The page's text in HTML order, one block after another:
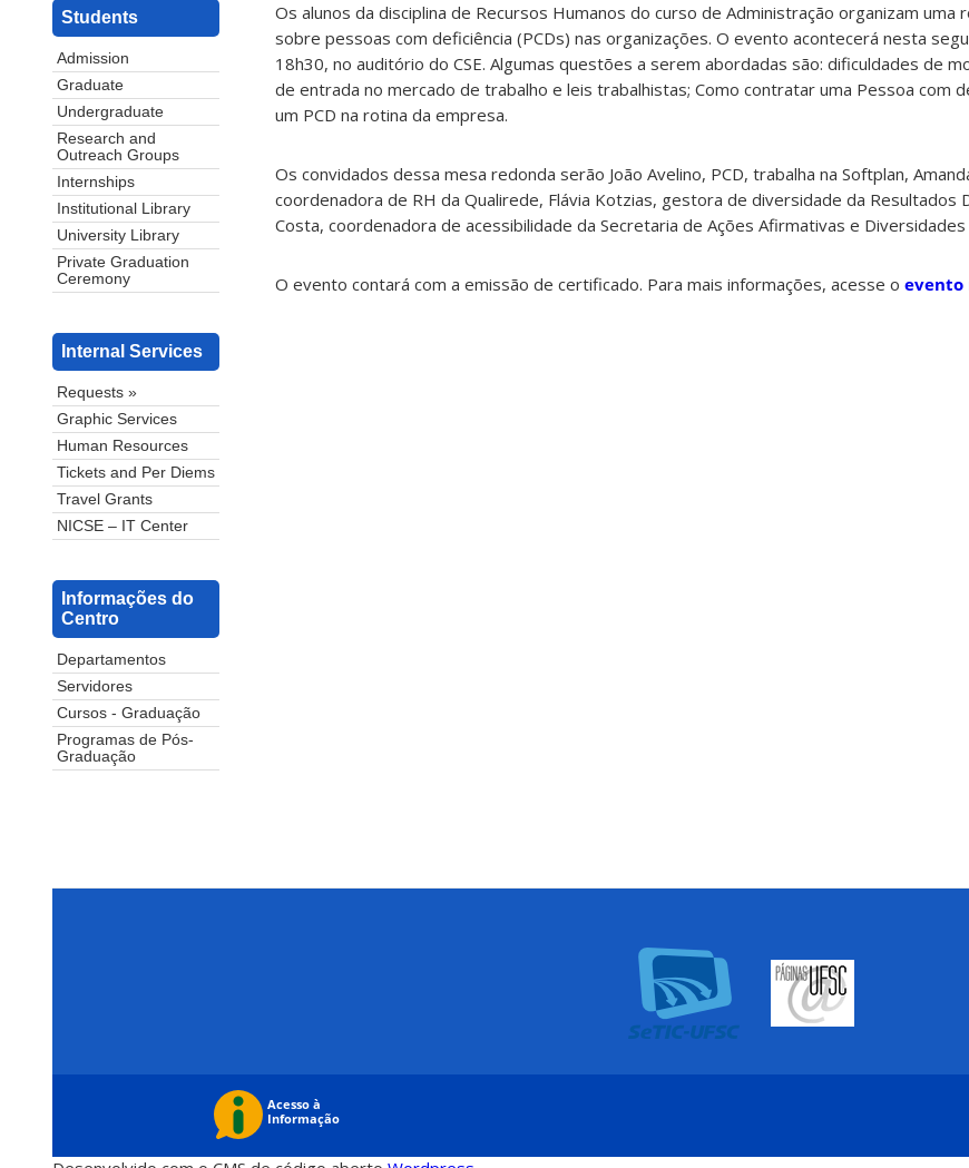
Students
Admission
Graduate
Undergraduate
Research and
Outreach Groups
Internships
Institutional Library
University Library
Private Graduation
Ceremony
Internal Services
Requests »
Graphic Services
Human Resources
Tickets and Per Diems
Travel Grants
NICSE – IT Center
Informações do
Centro
Departamentos
Servidores
Cursos - Graduação
Programas de Pós-
Graduação
Os alunos da disciplina de Recursos Humanos do curso de Administração organizam uma
sobre pessoas com deficiência (PCDs) nas organizações. O evento acontecerá nesta
18h30, no auditório do CSE. Algumas questões a serem abordadas são: dificuldades de
de entrada no mercado de trabalho e leis trabalhistas; Como contratar uma Pessoa com
um PCD na rotina da empresa.
Os convidados dessa mesa redonda serão João Avelino, PCD, trabalha na Softplan,
coordenadora de RH da Qualirede, Flávia Kotzias, gestora de diversidade da Resultados
Costa, coordenadora de acessibilidade da Secretaria de Ações Afirmativas e Diversidades
O evento contará com a emissão de certificado. Para mais informações, acesse o evento